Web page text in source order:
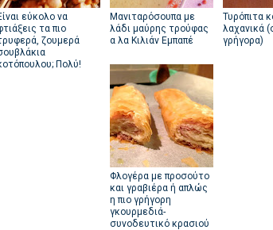
εύκολο να
τα πιο
ζουμερά
Πολύ!
Μανιταρόσουπα με
λάδι μαύρης τρούφας
α λα Κιλιάν Εμπαπέ
Τυρόπιτα
λαχανικά
γρήγορα)
Φλογέρα με προσούτο
και γραβιέρα ή απλώς
η πιο γρήγορη
γκουρμεδιά-
συνοδευτικό κρασιού